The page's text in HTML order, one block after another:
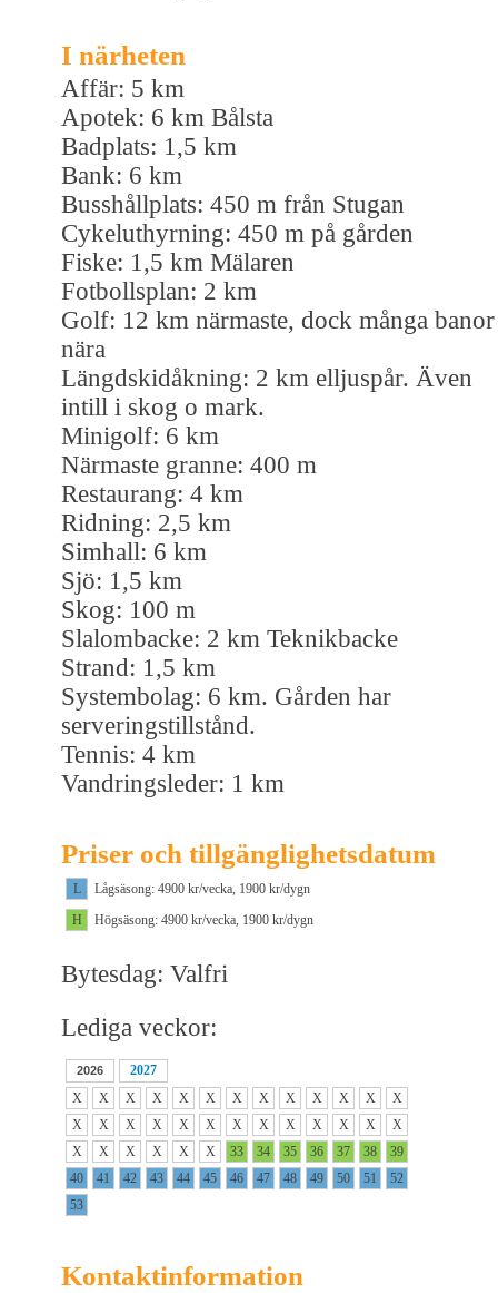
I närheten
Affär: 5 km
Apotek: 6 km Bålsta
Badplats: 1,5 km
Bank: 6 km
Busshållplats: 450 m från Stugan
Cykeluthyrning: 450 m på gården
Fiske: 1,5 km Mälaren
Fotbollsplan: 2 km
Golf: 12 km närmaste, dock många banor
nära
Längdskidåkning: 2 km elljuspår. Även
intill i skog o mark.
Minigolf: 6 km
Närmaste granne: 400 m
Restaurang: 4 km
Ridning: 2,5 km
Simhall: 6 km
Sjö: 1,5 km
Skog: 100 m
Slalombacke: 2 km Teknikbacke
Strand: 1,5 km
Systembolag: 6 km. Gården har
serveringstillstånd.
Tennis: 4 km
Vandringsleder: 1 km
Priser och tillgänglighetsdatum
L
Lågsäsong: 4900 kr/vecka, 1900 kr/dygn
H
Högsäsong: 4900 kr/vecka, 1900 kr/dygn
Bytesdag: Valfri
Lediga veckor:
2026
2027
X
X X X X X X X X X X X
X
X
X X X X X X X X X X X
X
X
X X X X X 33 34 35 36 37 38
39
40
41 42 43 44 45 46 47 48 49 50 51
52
53
Kontaktinformation